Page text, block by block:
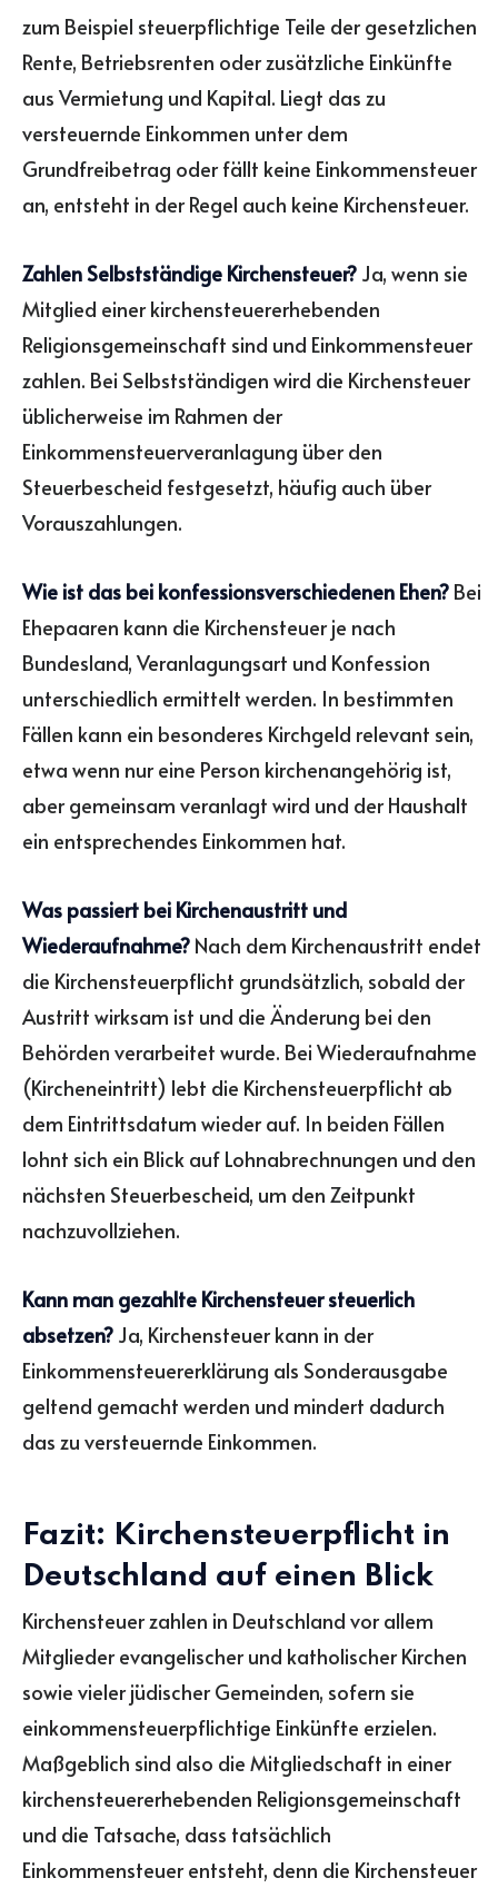
zum Beispiel steuerpflichtige Teile der gesetzlichen
Rente, Betriebsrenten oder zusätzliche Einkünfte
aus Vermietung und Kapital. Liegt das zu
versteuernde Einkommen unter dem
Grundfreibetrag oder fällt keine Einkommensteuer
an, entsteht in der Regel auch keine Kirchensteuer.
Zahlen Selbstständige Kirchensteuer? Ja, wenn sie
Mitglied einer kirchensteuererhebenden
Religionsgemeinschaft sind und Einkommensteuer
zahlen. Bei Selbstständigen wird die Kirchensteuer
üblicherweise im Rahmen der
Einkommensteuerveranlagung über den
Steuerbescheid festgesetzt, häufig auch über
Vorauszahlungen.
Wie ist das bei konfessionsverschiedenen Ehen? Bei
Ehepaaren kann die Kirchensteuer je nach
Bundesland, Veranlagungsart und Konfession
unterschiedlich ermittelt werden. In bestimmten
Fällen kann ein besonderes Kirchgeld relevant sein,
etwa wenn nur eine Person kirchenangehörig ist,
aber gemeinsam veranlagt wird und der Haushalt
ein entsprechendes Einkommen hat.
Was passiert bei Kirchenaustritt und
Wiederaufnahme? Nach dem Kirchenaustritt endet
die Kirchensteuerpflicht grundsätzlich, sobald der
Austritt wirksam ist und die Änderung bei den
Behörden verarbeitet wurde. Bei Wiederaufnahme
(Kircheneintritt) lebt die Kirchensteuerpflicht ab
dem Eintrittsdatum wieder auf. In beiden Fällen
lohnt sich ein Blick auf Lohnabrechnungen und den
nächsten Steuerbescheid, um den Zeitpunkt
nachzuvollziehen.
Kann man gezahlte Kirchensteuer steuerlich
absetzen? Ja, Kirchensteuer kann in der
Einkommensteuererklärung als Sonderausgabe
geltend gemacht werden und mindert dadurch
das zu versteuernde Einkommen.
Fazit: Kirchensteuerpflicht in
Deutschland auf einen Blick
Kirchensteuer zahlen in Deutschland vor allem
Mitglieder evangelischer und katholischer Kirchen
sowie vieler jüdischer Gemeinden, sofern sie
einkommensteuerpflichtige Einkünfte erzielen.
Maßgeblich sind also die Mitgliedschaft in einer
kirchensteuererhebenden Religionsgemeinschaft
und die Tatsache, dass tatsächlich
Einkommensteuer entsteht, denn die Kirchensteuer